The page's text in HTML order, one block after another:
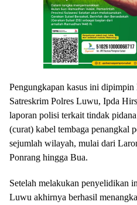
Pengungkapan kasus ini dipimpin
Satreskrim Polres Luwu, Ipda
laporan polisi terkait tindak
(curat) kabel tembaga penangkal
sejumlah wilayah, mulai dari
Ponrang hingga Bua.
Setelah melakukan penyelidikan
Luwu akhirnya berhasil